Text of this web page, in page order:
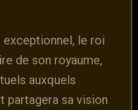
le roi
de son royaume,
auxquels
partagera sa vision